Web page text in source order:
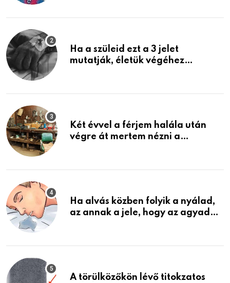
Ha a szüleid ezt a 3 jelet
mutatják, életük végéhez
Két évvel a férjem halála után
végre át mertem nézni a
életemet
Ha alvás közben folyik a nyálad,
az annak a jele, hogy az agyad…
A törülközőkön lévő titokzatos